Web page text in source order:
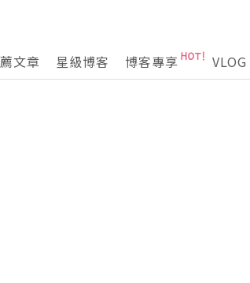
文章 星級博客 博客專享 VLOG